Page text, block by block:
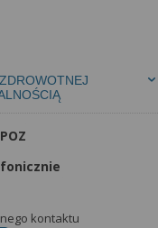
kontaktu